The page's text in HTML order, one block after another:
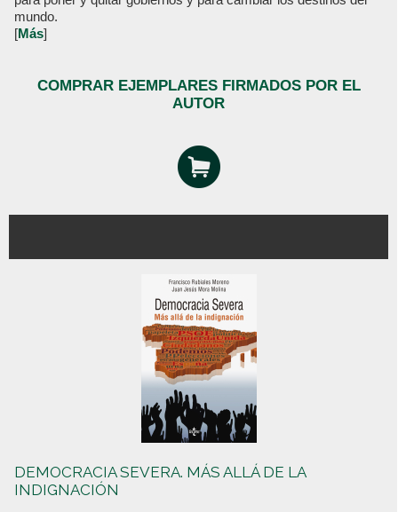
mundo.
[Más]
COMPRAR EJEMPLARES FIRMADOS POR EL
AUTOR
DEMOCRACIA SEVERA. MÁS ALLÁ DE LA
INDIGNACIÓN